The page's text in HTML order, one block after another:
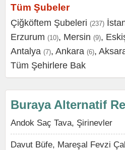
Tüm Şubeler
Çiğköftem Şubeleri (237)
Erzurum (10), Mersin (9),
Antalya (7), Ankara (6),
Tüm Şehirlere Bak
Buraya Alternatif
Andok Saç Tava, Şirinevler
Davut Büfe, Mareşal Fevzi